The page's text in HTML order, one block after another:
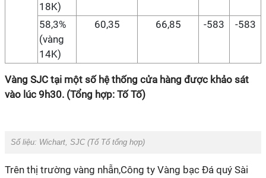
18K)
58,3%
(vàng
14K)
60,35 66,85 -583 -583
Vàng SJC tại một số hệ thống cửa hàng được khảo sát
vào lúc 9h30. (Tổng hợp: Tố Tố)
Số liệu: Wichart, SJC (Tố Tố tổng hợp)
Trên thị trường vàng nhẫn,Công ty Vàng bạc Đá quý Sài